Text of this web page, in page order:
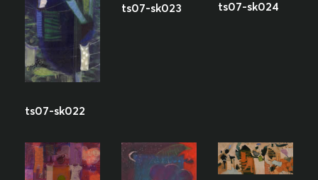
ts07-sk022
ts07-sk023 ts07-sk024